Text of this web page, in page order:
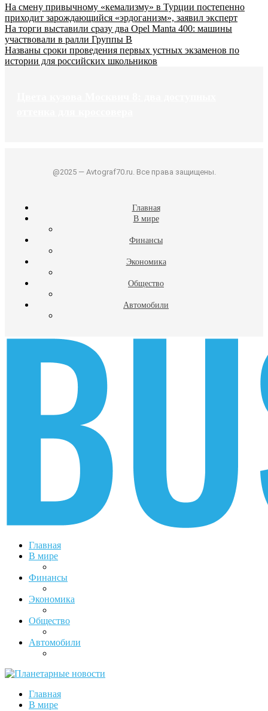
На смену привычному «кемализму» в Турции постепенно
приходит зарождающийся «эрдоганизм», заявил эксперт
На торги выставили сразу два Opel Manta 400: машины
участвовали в ралли Группы B
Названы сроки проведения первых устных экзаменов по
истории для российских школьников
@2025 — Avtograf70.ru. Все права защищены.
Главная
В мире
Финансы
Экономика
Общество
Автомобили
Главная
В мире
Финансы
Экономика
Общество
Автомобили
Главная
В мире